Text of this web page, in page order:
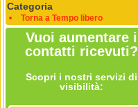
Categoria
Torna a Tempo libero
Vuoi aumentare i
contatti ricevuti?
Scopri i nostri servizi di
visibilità: